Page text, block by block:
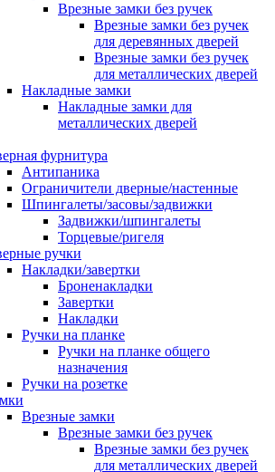
Врезные замки без ручек
Врезные замки без ручек
для деревянных дверей
Врезные замки без ручек
для металлических дверей
Накладные замки
Накладные замки для
металлических дверей
фурнитура
Антипаника
Ограничители дверные/настенные
Шпингалеты/засовы/задвижки
Задвижки/шпингалеты
Торцевые/ригеля
ручки
Накладки/завертки
Броненакладки
Завертки
Накладки
Ручки на планке
Ручки на планке общего
назначения
Ручки на розетке
Врезные замки
Врезные замки без ручек
Врезные замки без ручек
для металлических дверей